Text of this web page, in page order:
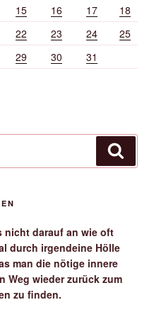
15 16 17
18
22 23 24
25
29 30 31
nicht darauf an wie oft
durch irgendeine Hölle
man die nötige innere
Weg wieder zurück zum
zu finden.